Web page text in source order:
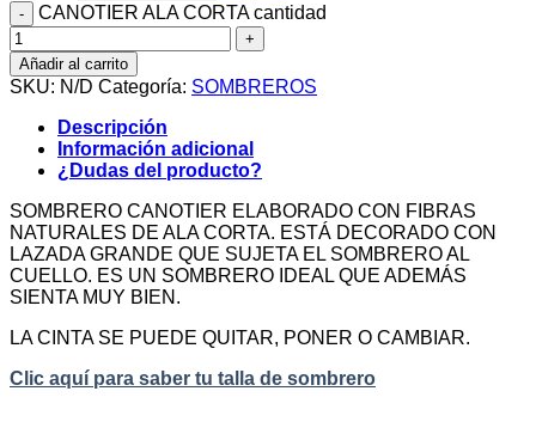
CANOTIER ALA CORTA cantidad
Añadir al carrito
SKU: N/D Categoría: SOMBREROS
Descripción
Información adicional
¿Dudas del producto?
SOMBRERO CANOTIER ELABORADO CON FIBRAS
NATURALES DE ALA CORTA. ESTÁ DECORADO CON
LAZADA GRANDE QUE SUJETA EL SOMBRERO AL
CUELLO. ES UN SOMBRERO IDEAL QUE ADEMÁS
SIENTA MUY BIEN.
LA CINTA SE PUEDE QUITAR, PONER O CAMBIAR.
Clic aquí para saber tu talla de sombrero